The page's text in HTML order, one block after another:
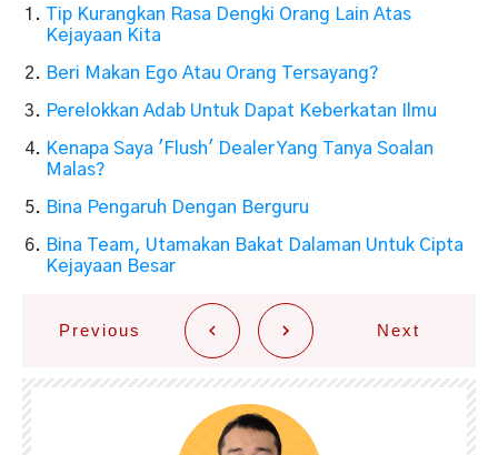
Tip Kurangkan Rasa Dengki Orang Lain Atas
Kejayaan Kita
Beri Makan Ego Atau Orang Tersayang?
Perelokkan Adab Untuk Dapat Keberkatan Ilmu
Kenapa Saya 'Flush' Dealer Yang Tanya Soalan
Malas?
Bina Pengaruh Dengan Berguru
Bina Team, Utamakan Bakat Dalaman Untuk Cipta
Kejayaan Besar
Previous Next